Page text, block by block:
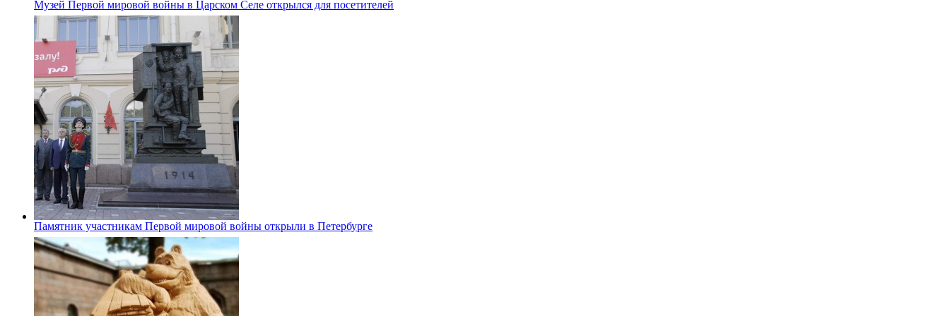
Музей Первой мировой войны в Царском Селе открылся для посетителей
Памятник участникам Первой мировой войны открыли в Петербурге